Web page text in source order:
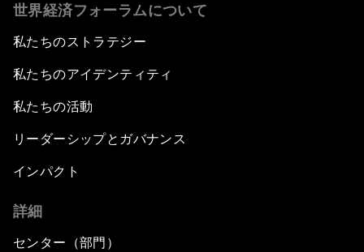
世界経済フォーラムについて
私たちのストラテジー
私たちのアイデンティティ
私たちの活動
リーダーシップとガバナンス
インパクト
詳細
センター（部門）